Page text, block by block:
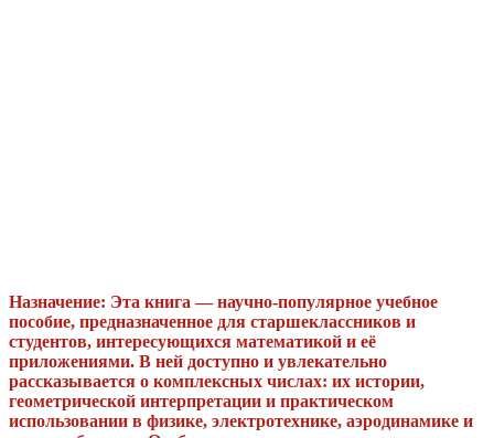
Назначение: Эта книга — научно-популярное учебное
пособие, предназначенное для старшеклассников и
студентов, интересующихся математикой и её
приложениями. В ней доступно и увлекательно
рассказывается о комплексных числах: их истории,
геометрической интерпретации и практическом
использовании в физике, электротехнике, аэродинамике и